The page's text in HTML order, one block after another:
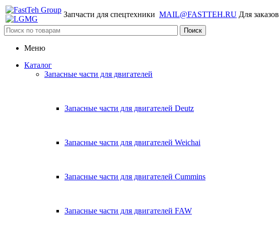
Запчасти для спецтехники MAIL@FASTTEH.RU Для заказов
Меню
Каталог
Запасные части для двигателей
Запасные части для двигателей Deutz
Запасные части для двигателей Weichai
Запасные части для двигателей Cummins
Запасные части для двигателей FAW